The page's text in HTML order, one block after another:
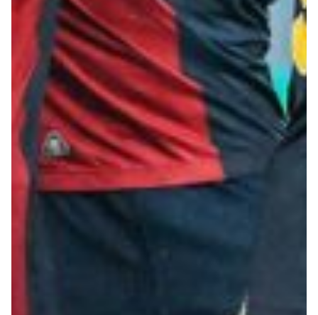
Gift Card Online Store